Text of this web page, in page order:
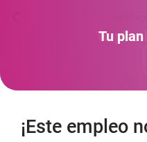
Tu plan
Tu plan
¡Este empleo